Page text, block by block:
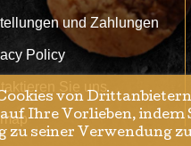
von
Ihre Vorlieben,
seiner Verwendung zu
und Zahlungen
Policy
Sie uns